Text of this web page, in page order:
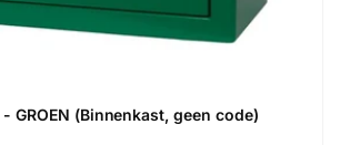
- GROEN (Binnenkast, geen code)